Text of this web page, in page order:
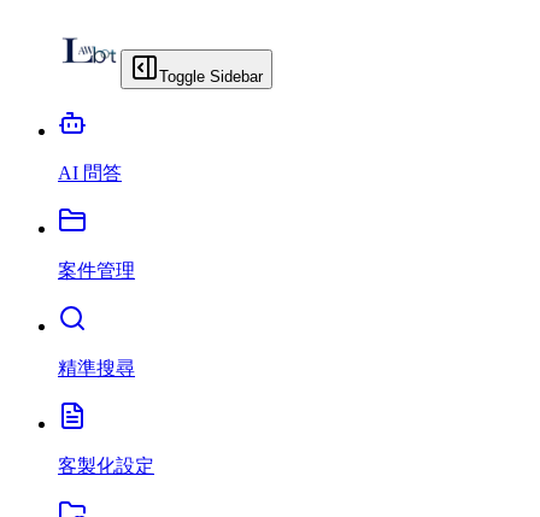
Toggle Sidebar
AI 問答
案件管理
精準搜尋
客製化設定